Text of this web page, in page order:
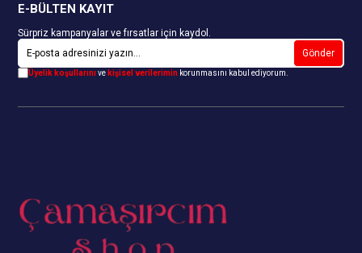
E-BÜLTEN KAYIT
Sürpriz kampanyalar ve fırsatlar için kaydol.
Gönder
Üyelik koşullarınıve kişisel verilerimin korunmasını kabul ediyorum.